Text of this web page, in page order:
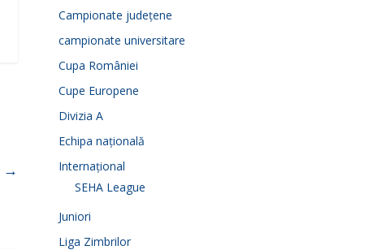
→
Campionate județene
campionate universitare
Cupa României
Cupe Europene
Divizia A
Echipa națională
Internațional
SEHA League
Juniori
Liga Zimbrilor